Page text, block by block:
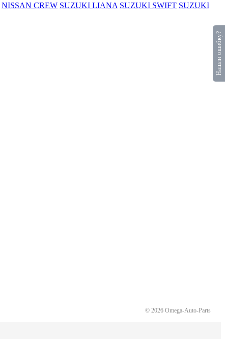
NISSAN CREW SUZUKI LIANA SUZUKI SWIFT SUZUKI
© 2026 Omega-Auto-Parts
Нашли ошибку?